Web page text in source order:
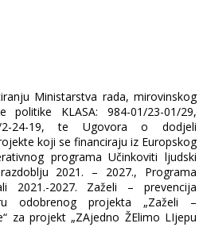
Ministarstva rada, mirovinskog
KLASA: 984-01/23-01/29,
2-24-19, te Ugovora o dodjeli
koji se financiraju iz Europskog
programa Učinkoviti ljudski
2021. – 2027., Programa
2021.-2027. Zaželi – prevencija
odobrenog projekta „Zaželi –
za projekt „ZAjedno ŽElimo LIjepu